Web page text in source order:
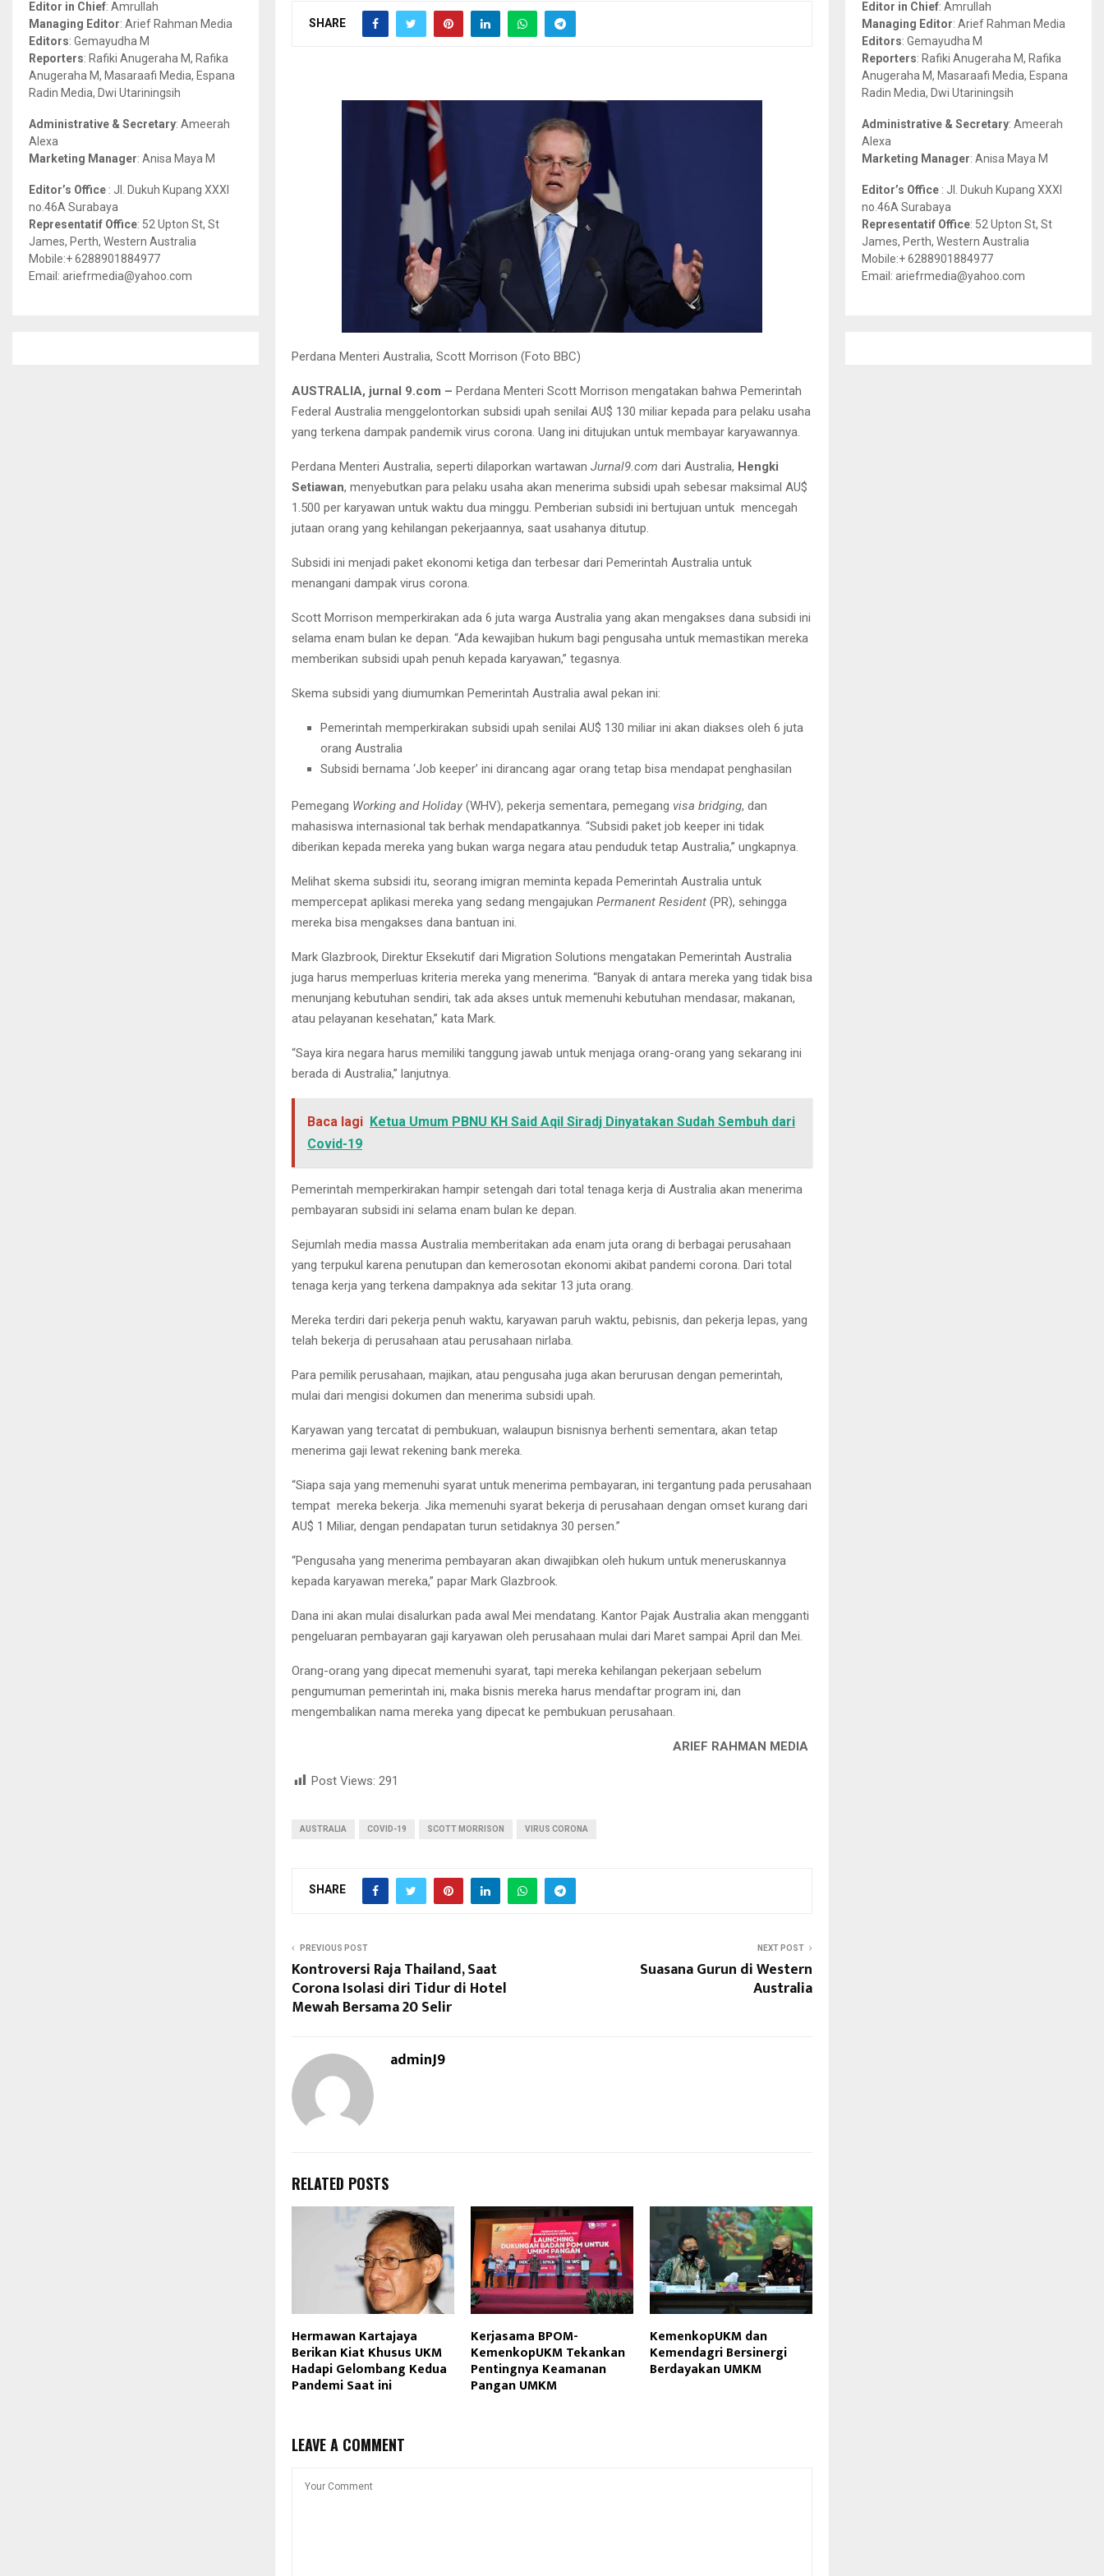
SHARE
Perdana Menteri Australia, Scott Morrison (Foto BBC)
AUSTRALIA, jurnal 9.com – Perdana Menteri Scott Morrison mengatakan bahwa Pemerintah
Federal Australia menggelontorkan subsidi upah senilai AU$ 130 miliar kepada para pelaku usaha
yang terkena dampak pandemik virus corona. Uang ini ditujukan untuk membayar karyawannya.
Perdana Menteri Australia, seperti dilaporkan wartawan Jurnal9.com dari Australia, Hengki
Setiawan, menyebutkan para pelaku usaha akan menerima subsidi upah sebesar maksimal AU$
1.500 per karyawan untuk waktu dua minggu. Pemberian subsidi ini bertujuan untuk mencegah
jutaan orang yang kehilangan pekerjaannya, saat usahanya ditutup.
Subsidi ini menjadi paket ekonomi ketiga dan terbesar dari Pemerintah Australia untuk
menangani dampak virus corona.
Scott Morrison memperkirakan ada 6 juta warga Australia yang akan mengakses dana subsidi ini
selama enam bulan ke depan. “Ada kewajiban hukum bagi pengusaha untuk memastikan mereka
memberikan subsidi upah penuh kepada karyawan,” tegasnya.
Skema subsidi yang diumumkan Pemerintah Australia awal pekan ini:
Pemerintah memperkirakan subsidi upah senilai AU$ 130 miliar ini akan diakses oleh 6 juta
orang Australia
Subsidi bernama ‘Job keeper’ ini dirancang agar orang tetap bisa mendapat penghasilan
Pemegang Working and Holiday (WHV), pekerja sementara, pemegang visa bridging, dan
mahasiswa internasional tak berhak mendapatkannya. “Subsidi paket job keeper ini tidak
diberikan kepada mereka yang bukan warga negara atau penduduk tetap Australia,” ungkapnya.
Melihat skema subsidi itu, seorang imigran meminta kepada Pemerintah Australia untuk
mempercepat aplikasi mereka yang sedang mengajukan Permanent Resident (PR), sehingga
mereka bisa mengakses dana bantuan ini.
Mark Glazbrook, Direktur Eksekutif dari Migration Solutions mengatakan Pemerintah Australia
juga harus memperluas kriteria mereka yang menerima. “Banyak di antara mereka yang tidak bisa
menunjang kebutuhan sendiri, tak ada akses untuk memenuhi kebutuhan mendasar, makanan,
atau pelayanan kesehatan,” kata Mark.
“Saya kira negara harus memiliki tanggung jawab untuk menjaga orang-orang yang sekarang ini
berada di Australia,” lanjutnya.
Baca lagi Ketua Umum PBNU KH Said Aqil Siradj Dinyatakan Sudah Sembuh dari
Covid-19
Pemerintah memperkirakan hampir setengah dari total tenaga kerja di Australia akan menerima
pembayaran subsidi ini selama enam bulan ke depan.
Sejumlah media massa Australia memberitakan ada enam juta orang di berbagai perusahaan
yang terpukul karena penutupan dan kemerosotan ekonomi akibat pandemi corona. Dari total
tenaga kerja yang terkena dampaknya ada sekitar 13 juta orang.
Mereka terdiri dari pekerja penuh waktu, karyawan paruh waktu, pebisnis, dan pekerja lepas, yang
telah bekerja di perusahaan atau perusahaan nirlaba.
Para pemilik perusahaan, majikan, atau pengusaha juga akan berurusan dengan pemerintah,
mulai dari mengisi dokumen dan menerima subsidi upah.
Karyawan yang tercatat di pembukuan, walaupun bisnisnya berhenti sementara, akan tetap
menerima gaji lewat rekening bank mereka.
“Siapa saja yang memenuhi syarat untuk menerima pembayaran, ini tergantung pada perusahaan
tempat mereka bekerja. Jika memenuhi syarat bekerja di perusahaan dengan omset kurang dari
AU$ 1 Miliar, dengan pendapatan turun setidaknya 30 persen.”
“Pengusaha yang menerima pembayaran akan diwajibkan oleh hukum untuk meneruskannya
kepada karyawan mereka,” papar Mark Glazbrook.
Dana ini akan mulai disalurkan pada awal Mei mendatang. Kantor Pajak Australia akan mengganti
pengeluaran pembayaran gaji karyawan oleh perusahaan mulai dari Maret sampai April dan Mei.
Orang-orang yang dipecat memenuhi syarat, tapi mereka kehilangan pekerjaan sebelum
pengumuman pemerintah ini, maka bisnis mereka harus mendaftar program ini, dan
mengembalikan nama mereka yang dipecat ke pembukuan perusahaan.
ARIEF RAHMAN MEDIA
Post Views: 291
AUSTRALIA COVID-19 SCOTT MORRISON VIRUS CORONA
SHARE
PREVIOUS POST
Kontroversi Raja Thailand, Saat
Corona Isolasi diri Tidur di Hotel
Mewah Bersama 20 Selir
NEXT POST
Suasana Gurun di Western
Australia
adminJ9
RELATED POSTS
Hermawan Kartajaya
Berikan Kiat Khusus UKM
Hadapi Gelombang Kedua
Pandemi Saat ini
Kerjasama BPOM-
KemenkopUKM Tekankan
Pentingnya Keamanan
Pangan UMKM
KemenkopUKM dan
Kemendagri Bersinergi
Berdayakan UMKM
LEAVE A COMMENT
r
:
R
H
Editor in Chief: Amrullah
Managing Editor: Arief Rahman Media
Editors: Gemayudha M
Reporters: Rafiki Anugeraha M, Rafika
Anugeraha M, Masaraafi Media, Espana
Radin Media, Dwi Utariningsih
Administrative & Secretary: Ameerah
Alexa
Marketing Manager: Anisa Maya M
Editor’s Office : Jl. Dukuh Kupang XXXI
no.46A Surabaya
Representatif Office: 52 Upton St, St
James, Perth, Western Australia
Mobile:+ 6288901884977
Email: ariefrmedia@yahoo.com
r
:
R
H
Editor in Chief: Amrullah
Managing Editor: Arief Rahman Media
Editors: Gemayudha M
Reporters: Rafiki Anugeraha M, Rafika
Anugeraha M, Masaraafi Media, Espana
Radin Media, Dwi Utariningsih
Administrative & Secretary: Ameerah
Alexa
Marketing Manager: Anisa Maya M
Editor’s Office : Jl. Dukuh Kupang XXXI
no.46A Surabaya
Representatif Office: 52 Upton St, St
James, Perth, Western Australia
Mobile:+ 6288901884977
Email: ariefrmedia@yahoo.com